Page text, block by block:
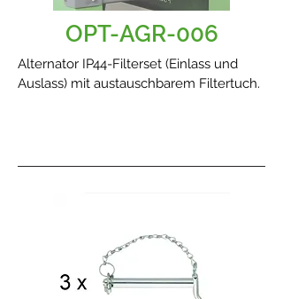
OPT-AGR-006
Alternator IP44-Filterset (Einlass und
Auslass) mit austauschbarem Filtertuch.